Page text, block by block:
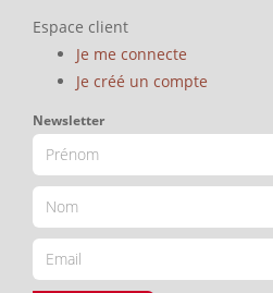
Espace client
Je me connecte
Je créé un compte
Newsletter